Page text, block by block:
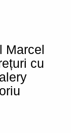
Marcel
cu